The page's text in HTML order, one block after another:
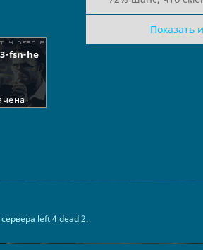
Показать
сервера left 4 dead 2.